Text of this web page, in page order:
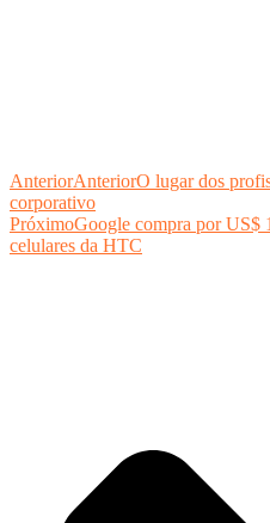
AnteriorAnteriorO lugar dos
corporativo
PróximoGoogle compra por US$
celulares da HTC